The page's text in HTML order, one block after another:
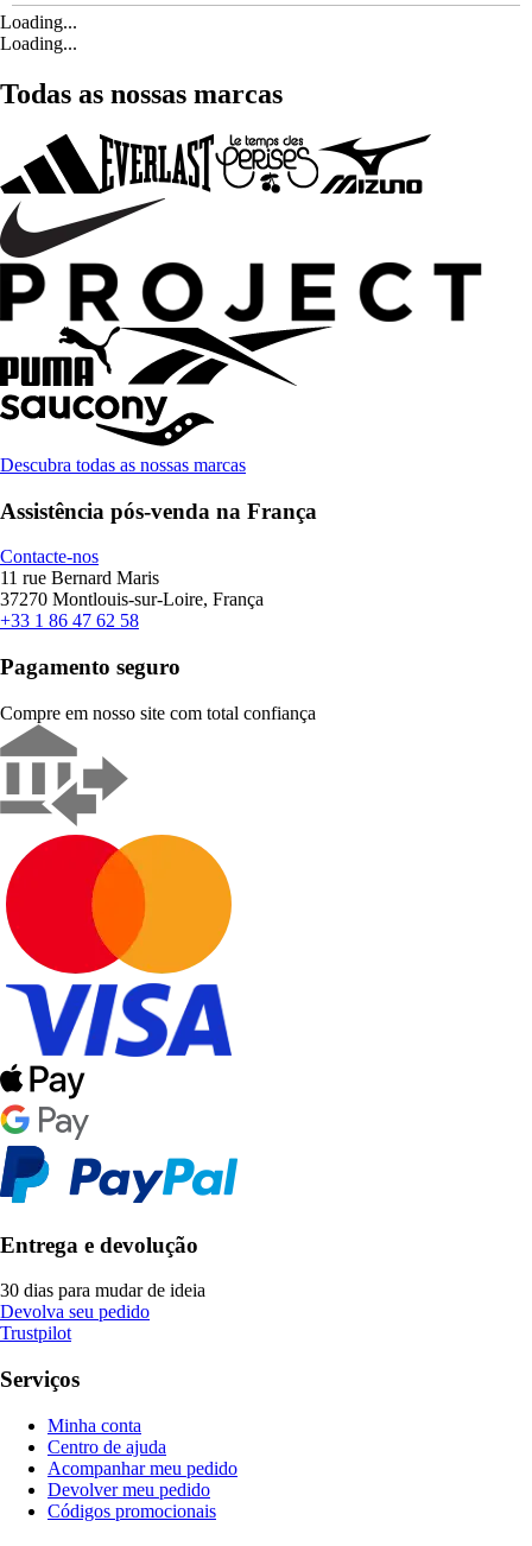
Loading...
Loading...
Todas as nossas marcas
Descubra todas as nossas marcas
Assistência pós-venda na França
Contacte-nos
11 rue Bernard Maris
37270 Montlouis-sur-Loire, França
+33 1 86 47 62 58
Pagamento seguro
Compre em nosso site com total confiança
Entrega e devolução
30 dias para mudar de ideia
Devolva seu pedido
Trustpilot
Serviços
Minha conta
Centro de ajuda
Acompanhar meu pedido
Devolver meu pedido
Códigos promocionais